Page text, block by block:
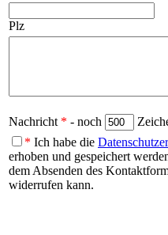
Plz
Nachricht * - noch
* Ich habe die
erhoben und gespeichert
dem Absenden des
widerrufen kann.